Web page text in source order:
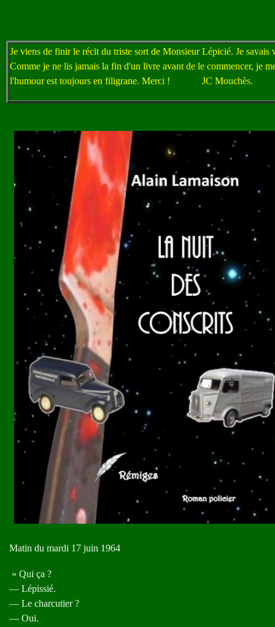
Je viens de finir le récit du triste sort de Monsieur Lépicié. Je
Comme je ne lis jamais la fin d'un livre avant de le commencer, je
l'humour est toujours en filigrane. Merci ! JC Mouchès.
Matin du mardi 17 juin 1964
« Qui ça ?
— Lépissié.
— Le charcutier ?
— Oui.